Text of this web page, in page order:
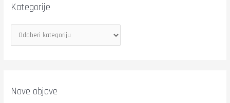
Kategorije
Nove objave